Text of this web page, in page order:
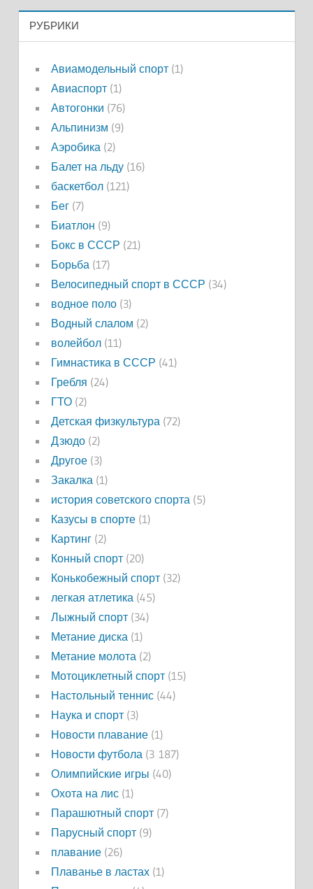
РУБРИКИ
Авиамодельный спорт(1)
Авиаспорт(1)
Автогонки (76)
Альпинизм (9)
Аэробика (2)
Балет на льду(16)
баскетбол(121)
Бег(7)
Биатлон (9)
Бокс в СССР (21)
Борьба (17)
Велосипедный спорт в СССР (34)
водное поло(3)
Водный слалом (2)
волейбол(11)
Гимнастика в СССР (41)
Гребля (24)
ГТО(2)
Детская физкультура (72)
Дзюдо(2)
Другое(3)
Закалка (1)
история советского спорта (5)
Казусы в спорте(1)
Картинг(2)
Конный спорт(20)
Конькобежный спорт(32)
легкая атлетика (45)
Лыжный спорт(34)
Метание диска (1)
Метание молота (2)
Мотоциклетный спорт(15)
Настольный теннис(44)
Наука и спорт(3)
Новости плавание(1)
Новости футбола (3 187)
Олимпийские игры (40)
Охота на лис(1)
Парашютный спорт(7)
Парусный спорт(9)
плавание(26)
Плаванье в ластах(1)